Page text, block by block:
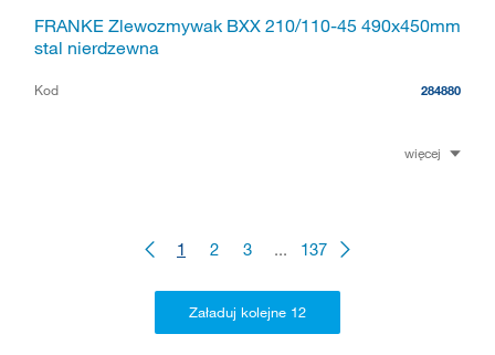
FRANKE Zlewozmywak BXX 210/110-45 490x450mm
stal nierdzewna
Kod 284880
więcej
1 2 3 ... 137